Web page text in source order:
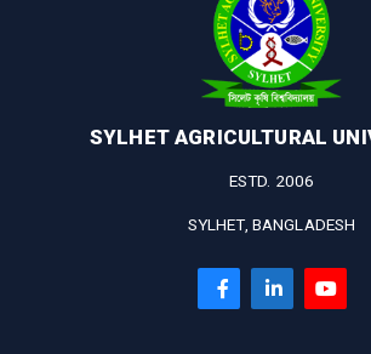
SYLHET AGRICULTURAL
ESTD. 2006
SYLHET, BANGLADESH